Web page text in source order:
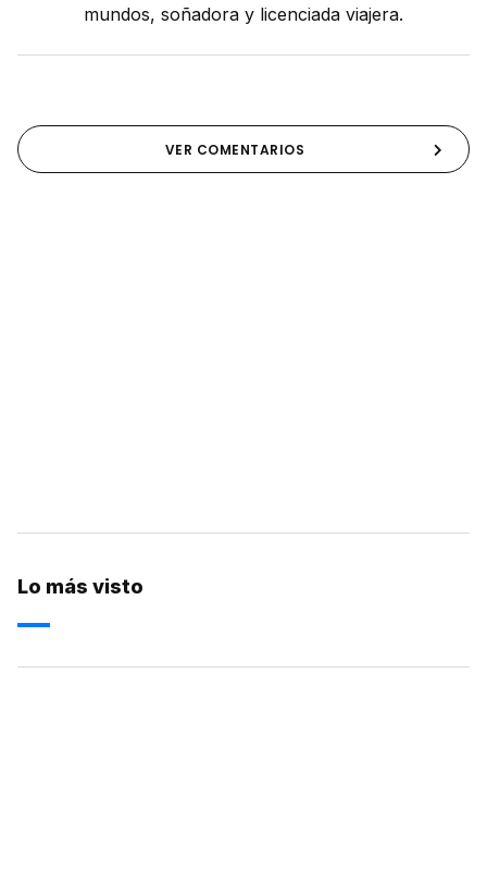
mundos, soñadora y licenciada viajera.
VER COMENTARIOS
Lo más visto